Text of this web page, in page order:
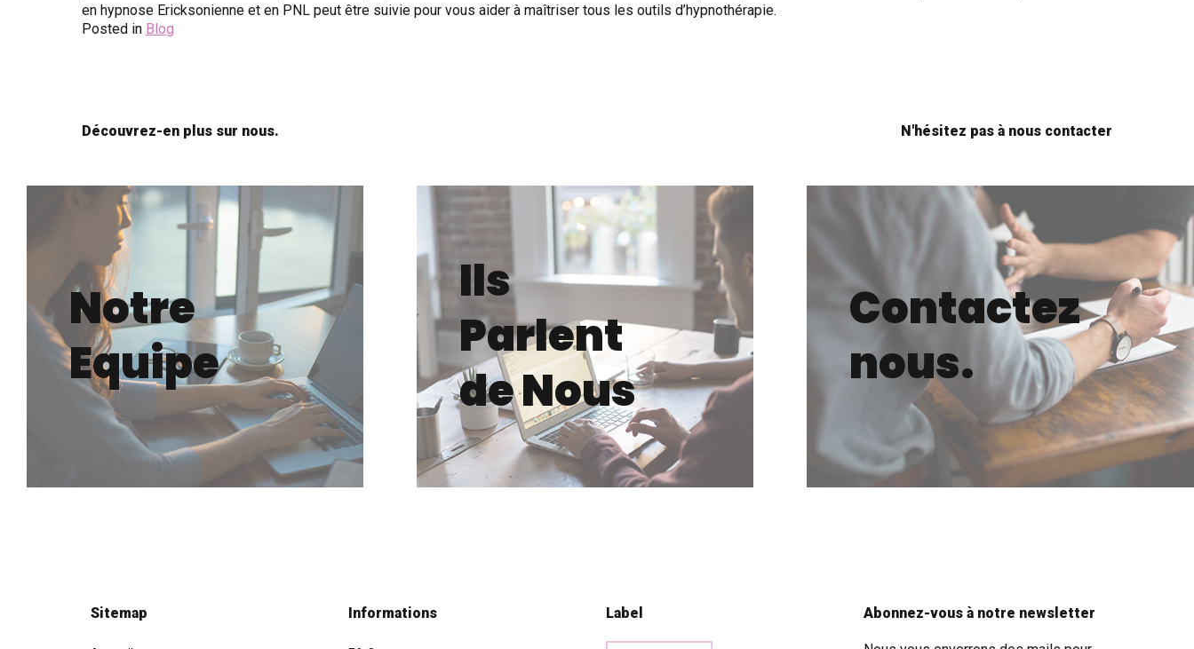
en hypnose Ericksonienne et en PNL peut être suivie pour vous aider à maîtriser tous les outils d’hypnothérapie.
Posted in Blog
Découvrez-en plus sur nous. N'hésitez pas à nous contacter
Notre
Equipe
Ils
Parlent
de Nous
Contactez
nous.
Sitemap Informations Label Abonnez-vous à notre newsletter